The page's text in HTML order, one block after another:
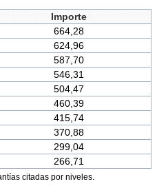
Importe
664,28
624,96
587,70
546,31
504,47
460,39
415,74
370,88
299,04
266,71
citadas por niveles.